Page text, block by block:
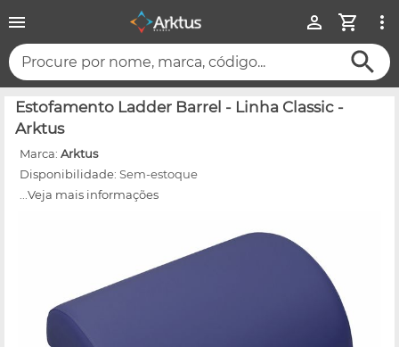
Procure por nome, marca, código...
Estofamento Ladder Barrel - Linha Classic -
Arktus
Marca: Arktus
Disponibilidade: Sem-estoque
...Veja mais informações